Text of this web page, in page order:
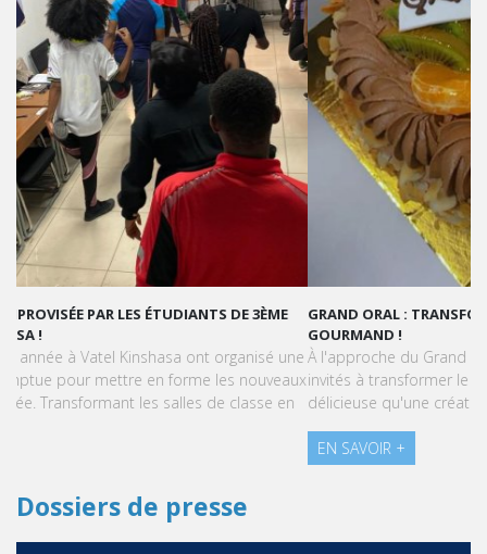
GRAND ORAL : TRANSFORMONS LE STRESS EN SUCCÈS
GOURMAND !
À l'approche du Grand Oral, les étudiants de Vatel Kinshasa sont
invités à transformer le stress en une expérience aussi
délicieuse qu'une création pâtissière.